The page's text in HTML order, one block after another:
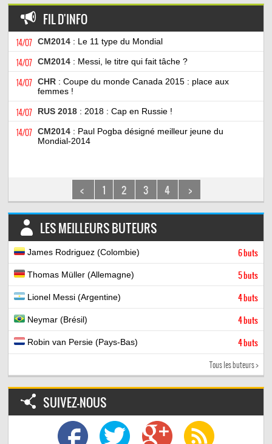
FIL D'INFO
14/07 CM2014 : Le 11 type du Mondial
14/07 CM2014 : Messi, le titre qui fait tâche ?
14/07 CHR : Coupe du monde Canada 2015 : place aux
femmes !
14/07 RUS 2018 : 2018 : Cap en Russie !
14/07 CM2014 : Paul Pogba désigné meilleur jeune du
Mondial-2014
< 1 2 3 4 >
LES MEILLEURS BUTEURS
James Rodriguez (Colombie) 6 buts
Thomas Müller (Allemagne) 5 buts
Lionel Messi (Argentine) 4 buts
Neymar (Brésil) 4 buts
Robin van Persie (Pays-Bas) 4 buts
Tous les buteurs >
SUIVEZ-NOUS